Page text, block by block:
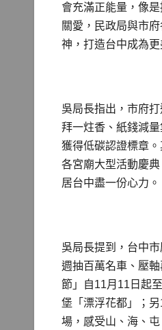
會充滿正能量，像
關愛，民政局與市
神，打造台中成為更
吳局長指出，市府
拜一炷香、紙錢減
獲得低碳認證標章
各宮廟大型活動慶
居台中盡一份心力。
吳局長提到，台中
週抽百萬名車、壓
節」自11月11日起
堡「漂浮花都」；
場，感受山、海、